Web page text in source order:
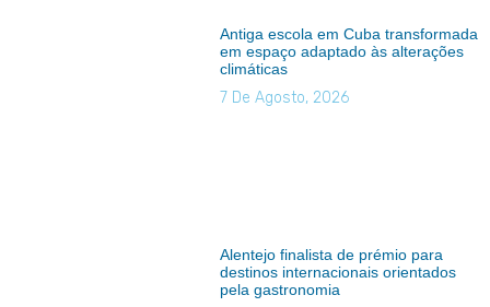
Antiga escola em Cuba transformada
em espaço adaptado às alterações
climáticas
7 De Agosto, 2026
Alentejo finalista de prémio para
destinos internacionais orientados
pela gastronomia